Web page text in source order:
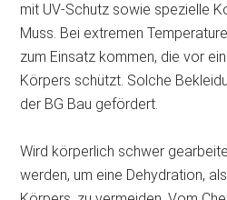
mit UV-Schutz sowie spezielle
Muss. Bei extremen
zum Einsatz kommen, die vor
Körpers schützt. Solche
der BG Bau gefördert.
Wird körperlich schwer
werden, um eine Dehydration,